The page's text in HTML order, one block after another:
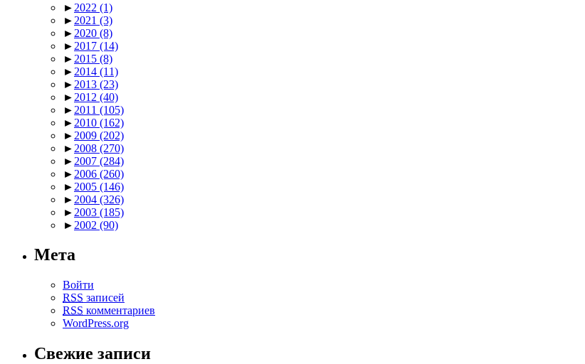
► 2022 (1)
► 2021 (3)
► 2020 (8)
► 2017 (14)
► 2015 (8)
► 2014 (11)
► 2013 (23)
► 2012 (40)
► 2011 (105)
► 2010 (162)
► 2009 (202)
► 2008 (270)
► 2007 (284)
► 2006 (260)
► 2005 (146)
► 2004 (326)
► 2003 (185)
► 2002 (90)
Мета
Войти
RSS записей
RSS комментариев
WordPress.org
Свежие записи